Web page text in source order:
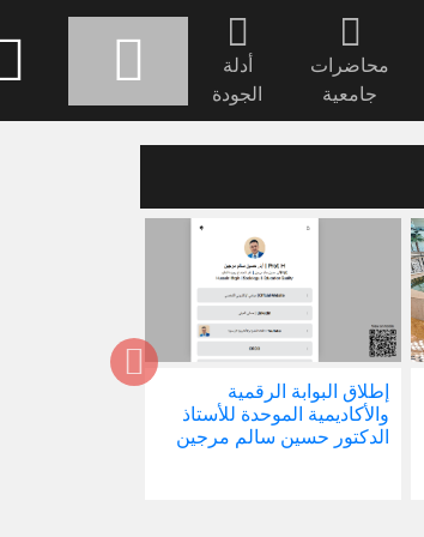
محاضرات
جامعية
أدلة
الجودة
إطلاق البوابة الرقمية
والأكاديمية الموحدة للأستاذ
الدكتور حسين سالم مرجين